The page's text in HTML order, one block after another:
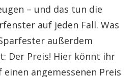
– und das tun die
auf jeden Fall. Was
außerdem
Der Preis! Hier könnt ihr
angemessenen Preis